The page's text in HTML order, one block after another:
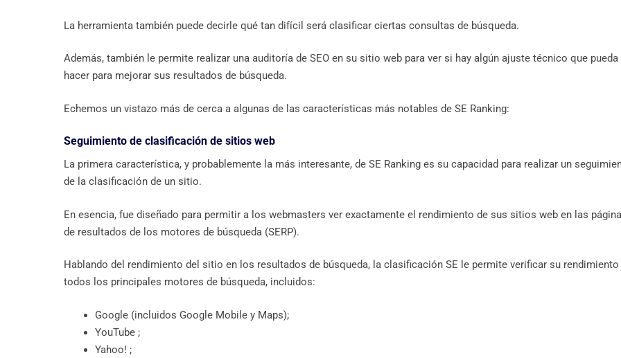
La herramienta también puede decirle qué tan difícil será clasificar ciertas consultas de búsqueda.
Además, también le permite realizar una auditoría de SEO en su sitio web para ver si hay algún ajuste técnico que pueda
hacer para mejorar sus resultados de búsqueda.
Echemos un vistazo más de cerca a algunas de las características más notables de SE Ranking:
Seguimiento de clasificación de sitios web
La primera característica, y probablemente la más interesante, de SE Ranking es su capacidad para realizar un
de la clasificación de un sitio.
En esencia, fue diseñado para permitir a los webmasters ver exactamente el rendimiento de sus sitios web en las
de resultados de los motores de búsqueda (SERP).
Hablando del rendimiento del sitio en los resultados de búsqueda, la clasificación SE le permite verificar su rendimiento
todos los principales motores de búsqueda, incluidos:
Google (incluidos Google Mobile y Maps);
YouTube ;
Yahoo! ;